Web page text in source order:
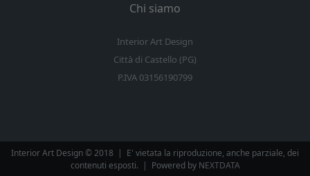
Chi siamo
Interior Art Design
Città di Castello (PG)
P.IVA 03156190799
Interior Art Design © 2018 | E' vietata la riproduzione, anche parziale, dei
contenuti esposti. | Powered by NEXTDATA